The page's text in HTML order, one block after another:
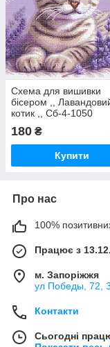
Схема для вишивки
бісером ,,
котик ,, Сб-4-1050
180 ₴
Купити
Про нас
100%
Працює з
м. Запоріжжя
ул Победы, 72,
Контакти
Сьогодні